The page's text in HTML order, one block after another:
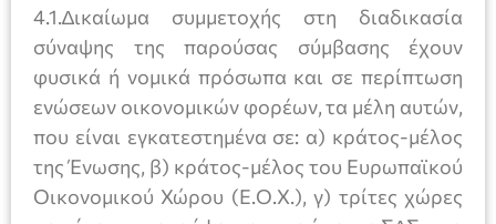
4.1.∆ικαίωµα συµµετοχής στη διαδικασία
σύναψης της παρούσας σύµβασης έχουν
φυσικά ή νοµικά πρόσωπα και σε περίπτωση
ενώσεων οικονοµικών φορέων, τα µέλη αυτών,
που είναι εγκατεστηµένα σε: α) κράτος-µέλος
της Ένωσης, β) κράτος-µέλος του Ευρωπαϊκού
Οικονοµικού Χώρου (Ε.Ο.Χ.), γ) τρίτες χώρες